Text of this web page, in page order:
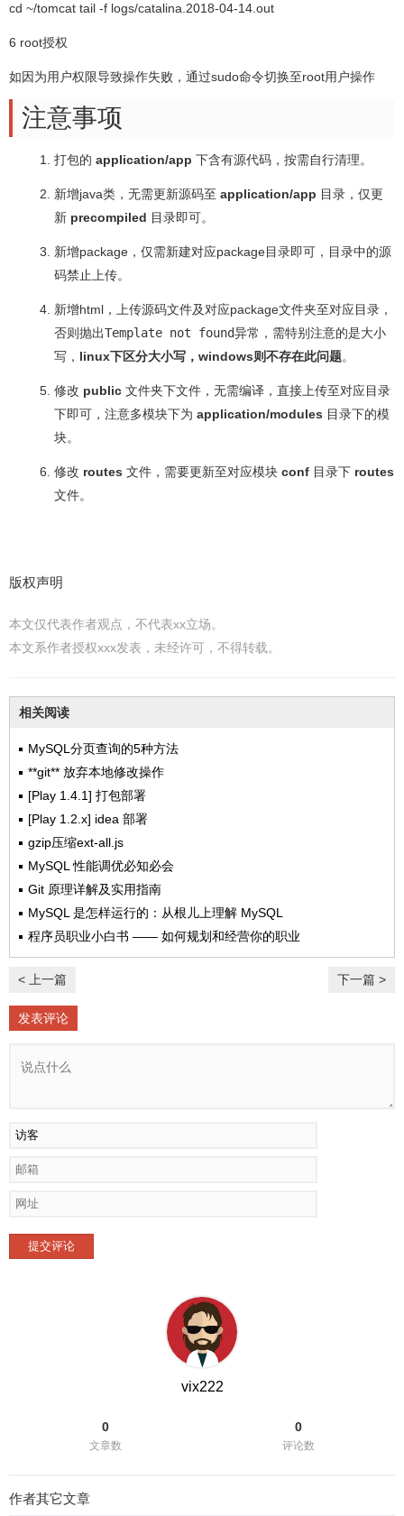
cd ~/tomcat tail -f logs/catalina.2018-04-14.out
6 root授权
如因为用户权限导致操作失败，通过sudo命令切换至root用户操作
注意事项
打包的 application/app 下含有源代码，按需自行清理。
新增java类，无需更新源码至 application/app 目录，仅更
新 precompiled 目录即可。
新增package，仅需新建对应package目录即可，目录中的源
码禁止上传。
新增html，上传源码文件及对应package文件夹至对应目录，
否则抛出Template not found异常，需特别注意的是大小
写， linux下区分大小写，windows则不存在此问题。
修改 public 文件夹下文件，无需编译，直接上传至对应目录
下即可，注意多模块下为 application/modules 目录下的模
块。
修改 routes 文件，需要更新至对应模块 conf 目录下 routes
文件。
版权声明
本文仅代表作者观点，不代表xx立场。
本文系作者授权xxx发表，未经许可，不得转载。
相关阅读
MySQL分页查询的5种方法
**git** 放弃本地修改操作
[Play 1.4.1] 打包部署
[Play 1.2.x] idea 部署
gzip压缩ext-all.js
MySQL 性能调优必知必会
Git 原理详解及实用指南
MySQL 是怎样运行的：从根儿上理解 MySQL
程序员职业小白书 —— 如何规划和经营你的职业
< 上一篇 下一篇 >
发表评论
提交评论
vix222
0
文章数
0
评论数
作者其它文章